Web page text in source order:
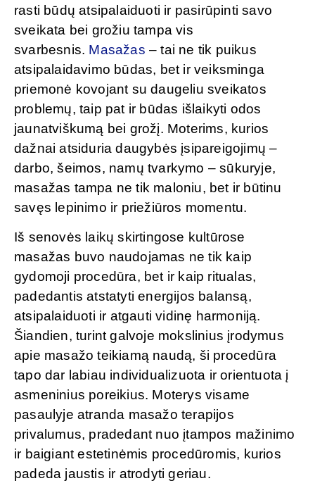
rasti būdų atsipalaiduoti ir pasirūpinti savo
sveikata bei grožiu tampa vis
svarbesnis. Masažas – tai ne tik puikus
atsipalaidavimo būdas, bet ir veiksminga
priemonė kovojant su daugeliu sveikatos
problemų, taip pat ir būdas išlaikyti odos
jaunatviškumą bei grožį. Moterims, kurios
dažnai atsiduria daugybės įsipareigojimų –
darbo, šeimos, namų tvarkymo – sūkuryje,
masažas tampa ne tik maloniu, bet ir būtinu
savęs lepinimo ir priežiūros momentu.
Iš senovės laikų skirtingose kultūrose
masažas buvo naudojamas ne tik kaip
gydomoji procedūra, bet ir kaip ritualas,
padedantis atstatyti energijos balansą,
atsipalaiduoti ir atgauti vidinę harmoniją.
Šiandien, turint galvoje mokslinius įrodymus
apie masažo teikiamą naudą, ši procedūra
tapo dar labiau individualizuota ir orientuota į
asmeninius poreikius. Moterys visame
pasaulyje atranda masažo terapijos
privalumus, pradedant nuo įtampos mažinimo
ir baigiant estetinėmis procedūromis, kurios
padeda jaustis ir atrodyti geriau.